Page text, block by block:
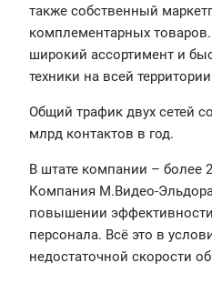
также собственный
комплементарных
широкий ассортимент и
техники на всей
Общий трафик двух сетей
млрд контактов в год.
В штате компании – более
Компания М.Видео-
повышении
персонала. Всё это в
недостаточной скорости